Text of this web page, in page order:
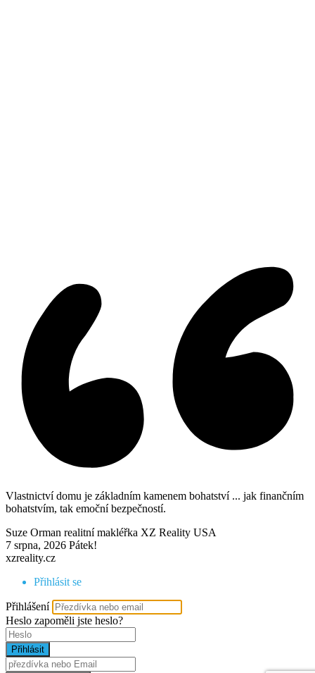
Vlastnictví domu je základním kamenem bohatství ... jak finančním
bohatstvím, tak emoční bezpečností.
Suze Orman realitní makléřka XZ Reality USA
7 srpna, 2026 Pátek!
xzreality.cz
Přihlásit se
Přihlášení
Heslo zapoměli jste heslo?
Přihlásit